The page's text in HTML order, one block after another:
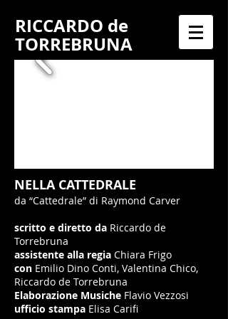
RICCARDO de
TORREBRUNA
NELLA CATTEDRALE
da “Cattedrale” di Raymond Carver
scritto e diretto da Riccardo de
Torrebruna
assistente alla regia Chiara Frigo
con Emilio Dino Conti, Valentina Chico,
Riccardo de Torrebruna
Elaborazione Musiche Flavio Vezzosi
ufficio stampa Elisa Carifi